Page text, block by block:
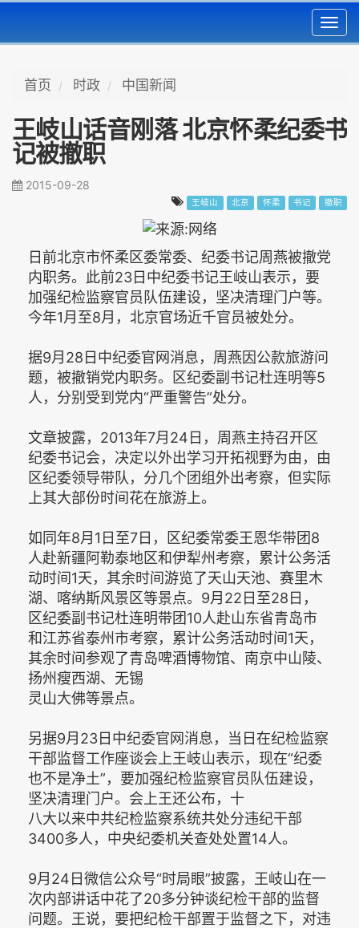
首页 时政 中国新闻
王岐山话音刚落 北京怀柔纪委书
记被撤职
2015-09-28
王岐山 北京 怀柔 书记 撤职
日前北京市怀柔区委常委、纪委书记周燕被撤党
内职务。此前23日中纪委书记王岐山表示，要
加强纪检监察官员队伍建设，坚决清理门户等。
今年1月至8月，北京官场近千官员被处分。
据9月28日中纪委官网消息，周燕因公款旅游问
题，被撤销党内职务。区纪委副书记杜连明等5
人，分别受到党内“严重警告”处分。
文章披露，2013年7月24日，周燕主持召开区
纪委书记会，决定以外出学习开拓视野为由，由
区纪委领导带队，分几个团组外出考察，但实际
上其大部份时间花在旅游上。
如同年8月1日至7日，区纪委常委王恩华带团8
人赴新疆阿勒泰地区和伊犁州考察，累计公务活
动时间1天，其余时间游览了天山天池、赛里木
湖、喀纳斯风景区等景点。9月22日至28日，
区纪委副书记杜连明带团10人赴山东省青岛市
和江苏省泰州市考察，累计公务活动时间1天，
其余时间参观了青岛啤酒博物馆、南京中山陵、
扬州瘦西湖、无锡
灵山大佛等景点。
另据9月23日中纪委官网消息，当日在纪检监察
干部监督工作座谈会上王岐山表示，现在“纪委
也不是净土”，要加强纪检监察官员队伍建设，
坚决清理门户。会上王还公布，十
八大以来中共纪检监察系统共处分违纪干部
3400多人，中央纪委机关查处处置14人。
9月24日微信公众号“时局眼”披露，王岐山在一
次内部讲话中花了20多分钟谈纪检干部的监督
问题。王说，要把纪检干部置于监督之下，对违